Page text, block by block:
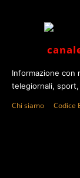
Informazione con
telegiornali,
Chi siamo Codice